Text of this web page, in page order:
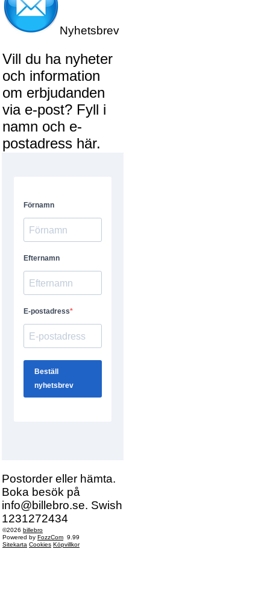
Nyhetsbrev
Vill du ha nyheter
och information
om erbjudanden
via e-post? Fyll i
namn och e-
postadress här.
Postorder eller hämta.
Boka besök på
info@billebro.se. Swish
1231272434
©2026 billebro
Powered by FozzCom 9.99
Sitekarta Cookies Köpvillkor